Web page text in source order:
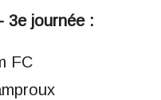
3e journée :
FC